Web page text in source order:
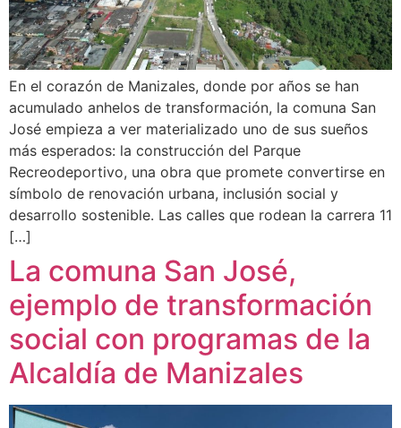
En el corazón de Manizales, donde por años se han
acumulado anhelos de transformación, la comuna San
José empieza a ver materializado uno de sus sueños
más esperados: la construcción del Parque
Recreodeportivo, una obra que promete convertirse en
símbolo de renovación urbana, inclusión social y
desarrollo sostenible. Las calles que rodean la carrera 11
[…]
La comuna San José,
ejemplo de transformación
social con programas de la
Alcaldía de Manizales